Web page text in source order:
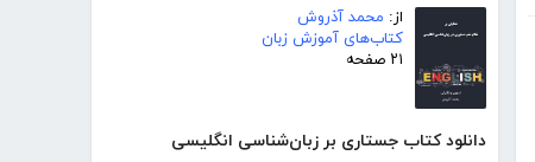
از: محمد آذروش
کتاب‌های آموزش زبان
۲۱ صفحه
دانلود کتاب جستاری بر زبان‌شناسی انگلیسی